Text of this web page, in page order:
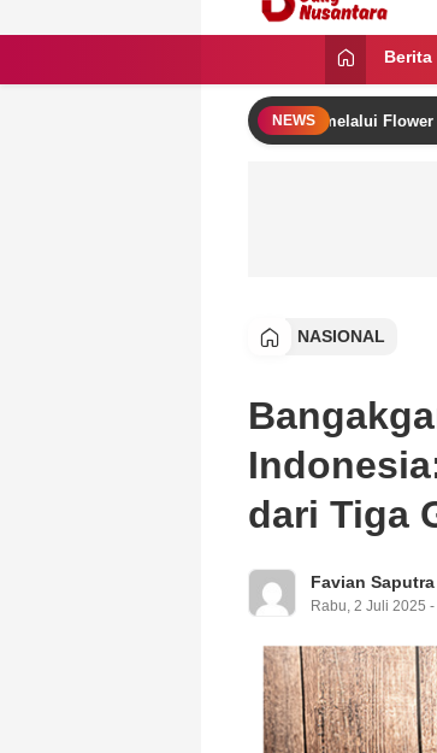
Daily Nusantara
Menyajikan Fakta,Berita
NEWS
Rayakan Semangat Kemerdekaan melalui Flower
NASIONAL
dari Tiga
Favian Saputra
Rabu, 2 Juli 2025